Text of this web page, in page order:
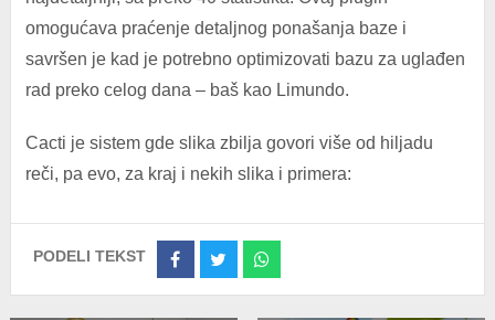
omogućava praćenje detaljnog ponašanja baze i
savršen je kad je potrebno optimizovati bazu za uglađen
rad preko celog dana – baš kao Limundo.
Cacti je sistem gde slika zbilja govori više od hiljadu
reči, pa evo, za kraj i nekih slika i primera:
PODELI TEKST
Share
ShareShare